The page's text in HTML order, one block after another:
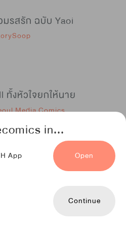
in...
App Open
Continue
มรสรัก ฉบับ Yaoi
ทั้งหัวใจยกให้นาย
Media Comics
คุณพี่ข้างห้องเขาพูดไม่ได้ครับ